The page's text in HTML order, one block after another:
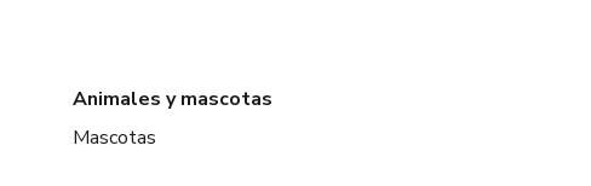
Animales y mascotas
Mascotas